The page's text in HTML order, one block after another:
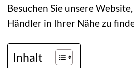
Besuchen Sie unsere
Händler in Ihrer Nähe zu
Inhalt